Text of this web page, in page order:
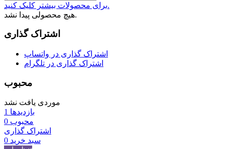
برای محصولات بیشتر کلیک کنید.
هیچ محصولی پیدا نشد.
اشتراک گذاری
اشتراک گذاری در واتساپ
اشتراک گذاری در تلگرام
محبوب
موردی یافت نشد
بازدیدها 1
محبوب 0
اشتراک گذاری
سبد خرید 0